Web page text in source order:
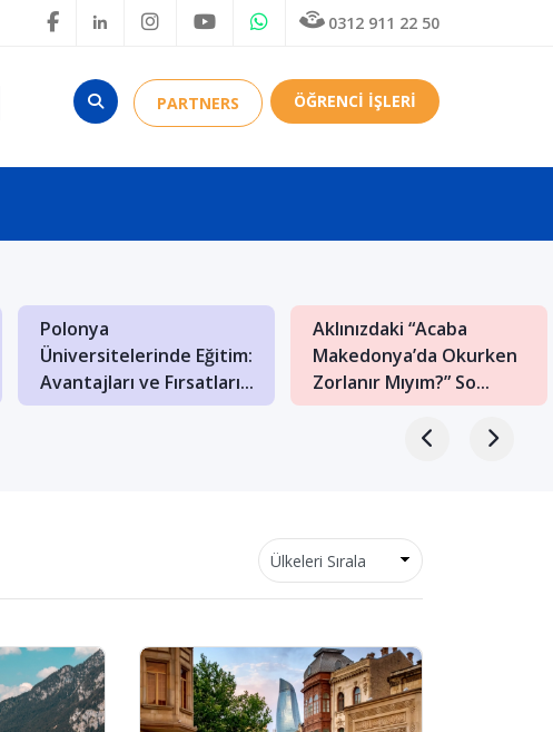
0312 911 22 50
PARTNERS ÖĞRENCİ İŞLERİ
Polonya
Üniversitelerinde Eğitim:
Avantajları ve Fırsatları...
Aklınızdaki “Acaba
Makedonya’da Okurken
Zorlanır Mıyım?” So...